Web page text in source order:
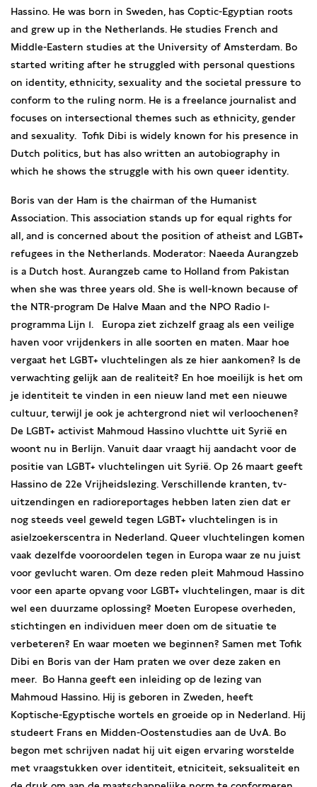
Hassino. He was born in Sweden, has Coptic-Egyptian roots
and grew up in the Netherlands. He studies French and
Middle-Eastern studies at the University of Amsterdam. Bo
started writing after he struggled with personal questions
on identity, ethnicity, sexuality and the societal pressure to
conform to the ruling norm. He is a freelance journalist and
focuses on intersectional themes such as ethnicity, gender
and sexuality. Tofik Dibi is widely known for his presence in
Dutch politics, but has also written an autobiography in
which he shows the struggle with his own queer identity.
Boris van der Ham is the chairman of the Humanist
Association. This association stands up for equal rights for
all, and is concerned about the position of atheist and LGBT+
refugees in the Netherlands. Moderator: Naeeda Aurangzeb
is a Dutch host. Aurangzeb came to Holland from Pakistan
when she was three years old. She is well-known because of
the NTR-program De Halve Maan and the NPO Radio 1-
programma Lijn 1. Europa ziet zichzelf graag als een veilige
haven voor vrijdenkers in alle soorten en maten. Maar hoe
vergaat het LGBT+ vluchtelingen als ze hier aankomen? Is de
verwachting gelijk aan de realiteit? En hoe moeilijk is het om
je identiteit te vinden in een nieuw land met een nieuwe
cultuur, terwijl je ook je achtergrond niet wil verloochenen?
De LGBT+ activist Mahmoud Hassino vluchtte uit Syrië en
woont nu in Berlijn. Vanuit daar vraagt hij aandacht voor de
positie van LGBT+ vluchtelingen uit Syrië. Op 26 maart geeft
Hassino de 22e Vrijheidslezing. Verschillende kranten, tv-
uitzendingen en radioreportages hebben laten zien dat er
nog steeds veel geweld tegen LGBT+ vluchtelingen is in
asielzoekerscentra in Nederland. Queer vluchtelingen komen
vaak dezelfde vooroordelen tegen in Europa waar ze nu juist
voor gevlucht waren. Om deze reden pleit Mahmoud Hassino
voor een aparte opvang voor LGBT+ vluchtelingen, maar is dit
wel een duurzame oplossing? Moeten Europese overheden,
stichtingen en individuen meer doen om de situatie te
verbeteren? En waar moeten we beginnen? Samen met Tofik
Dibi en Boris van der Ham praten we over deze zaken en
meer. Bo Hanna geeft een inleiding op de lezing van
Mahmoud Hassino. Hij is geboren in Zweden, heeft
Koptische-Egyptische wortels en groeide op in Nederland. Hij
studeert Frans en Midden-Oostenstudies aan de UvA. Bo
begon met schrijven nadat hij uit eigen ervaring worstelde
met vraagstukken over identiteit, etniciteit, seksualiteit en